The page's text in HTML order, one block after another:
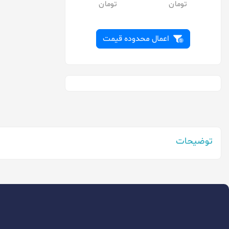
توشیبا
دیاموند
روندا
اعمال محدوده قیمت
توضیحات